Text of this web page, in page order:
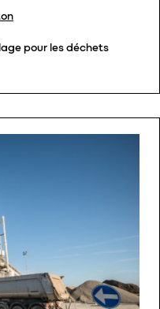
pour les déchets